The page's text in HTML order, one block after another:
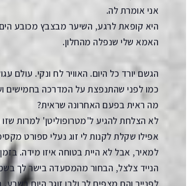
אני אומרת לה.
היא קופאת לרגע, השיער מבצבץ מכובע
האמא שלי שנפלה מהחלון.
הגשם יורד כל היום. האוויר לח ונקי. עולם
כמו לפני שהתנפצת על המדרכה בחמישים
מה ראית בפעם האחרונה שראית?
לא הצלחת להגיע ל'מטרופוליטן' למרות
אפילו שקלת לקנות לי זוג נעלי ספורט
למאיר, אבל לא היית בטוחה איזו מידה.
הנייד צלצל, הבחור מהמסעדה בישר לך